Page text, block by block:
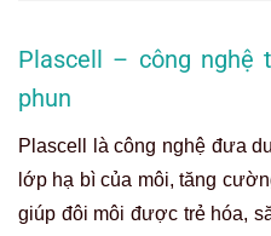
Plascell – công nghệ
phun
Plascell là công nghệ đưa
lớp hạ bì của môi, tăng
giúp đôi môi được trẻ hóa,